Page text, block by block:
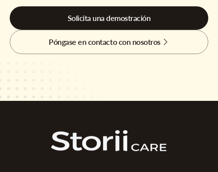
Solicita una demostración
Póngase en contacto con nosotros